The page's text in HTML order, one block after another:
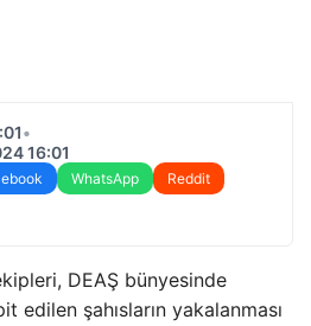
•
16:01
WhatsApp
Reddit
DEAŞ bünyesinde
şahısların yakalanması